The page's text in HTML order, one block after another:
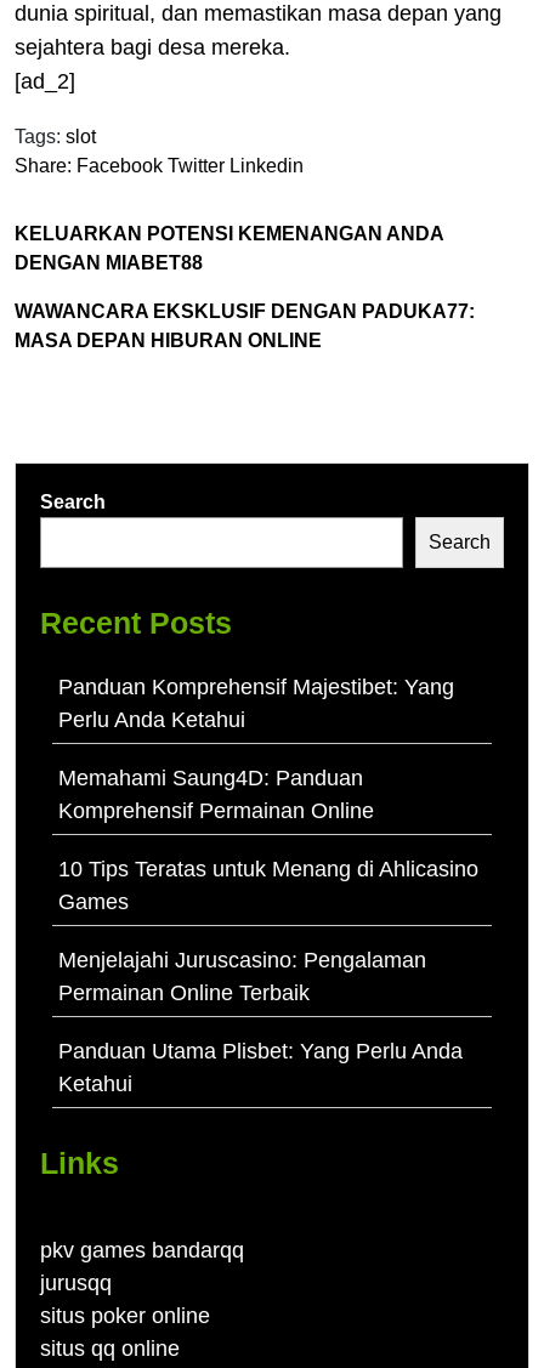
dunia spiritual, dan memastikan masa depan yang
sejahtera bagi desa mereka.
[ad_2]
Tags: slot
Share: Facebook Twitter Linkedin
KELUARKAN POTENSI KEMENANGAN ANDA
DENGAN MIABET88
WAWANCARA EKSKLUSIF DENGAN PADUKA77:
MASA DEPAN HIBURAN ONLINE
Search
Search
Recent Posts
Panduan Komprehensif Majestibet: Yang
Perlu Anda Ketahui
Memahami Saung4D: Panduan
Komprehensif Permainan Online
10 Tips Teratas untuk Menang di Ahlicasino
Games
Menjelajahi Juruscasino: Pengalaman
Permainan Online Terbaik
Panduan Utama Plisbet: Yang Perlu Anda
Ketahui
Links
pkv games bandarqq
jurusqq
situs poker online
situs qq online